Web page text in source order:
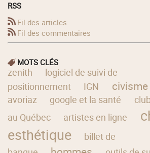
RSS
Fil des articles
Fil des commentaires
MOTS CLÉS
zenith
logiciel de suivi de
positionnement
IGN civisme
avoriaz
google et la santé
au Québec
artistes en ligne
esthétique
billet de